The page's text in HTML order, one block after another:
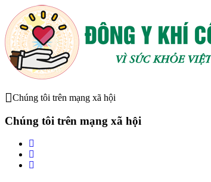
Chúng tôi trên mạng xã hội
Chúng tôi trên mạng xã hội